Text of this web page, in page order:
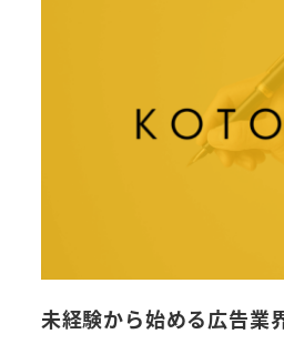
未経験から始める広告業